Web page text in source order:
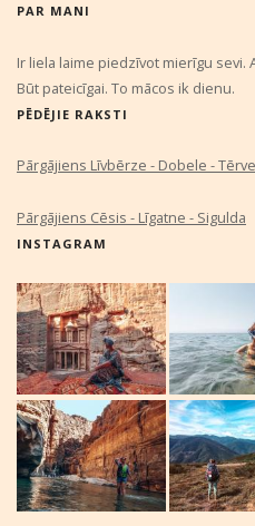
PAR MANI
Ir liela laime piedzīvot mierīgu sevi.
Būt pateicīgai. To mācos ik dienu.
PĒDĒJIE RAKSTI
Pārgājiens Līvbērze - Dobele -
Pārgājiens Cēsis - Līgatne - Sigulda
INSTAGRAM